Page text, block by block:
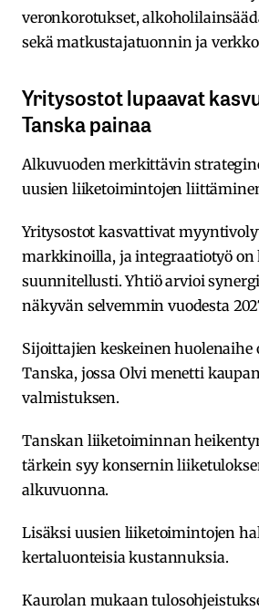
veronkorotukset,
sekä matkustajatuonnin ja
Yritysostot lupaavat
Tanska painaa
Alkuvuoden merkittävin
uusien liiketoimintojen
Yritysostot kasvattivat
markkinoilla, ja integraatiotyö
suunnitellusti. Yhtiö arvioi
näkyvän selvemmin vuodesta
Sijoittajien keskeinen huolenaihe
Tanska, jossa Olvi menetti
valmistuksen.
Tanskan liiketoiminnan
tärkein syy konsernin
alkuvuonna.
Lisäksi uusien liiketoimintojen
kertaluonteisia kustannuksia.
Kaurolan mukaan